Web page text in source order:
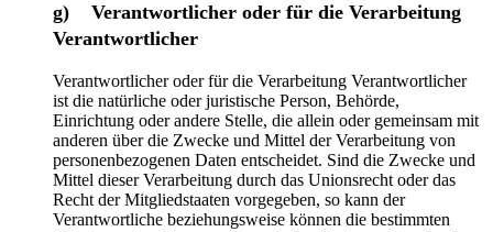
g) Verantwortlicher oder für die Verarbeitung
Verantwortlicher
Verantwortlicher oder für die Verarbeitung Verantwortlicher
ist die natürliche oder juristische Person, Behörde,
Einrichtung oder andere Stelle, die allein oder gemeinsam mit
anderen über die Zwecke und Mittel der Verarbeitung von
personenbezogenen Daten entscheidet. Sind die Zwecke und
Mittel dieser Verarbeitung durch das Unionsrecht oder das
Recht der Mitgliedstaaten vorgegeben, so kann der
Verantwortliche beziehungsweise können die bestimmten